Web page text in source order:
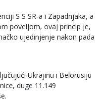
S S SR-a i Zapadnjaka, a
poveljom, ovaj princip je,
ujedinjenje nakon pada
Ukrajinu i Belorusiju
duge 11.149